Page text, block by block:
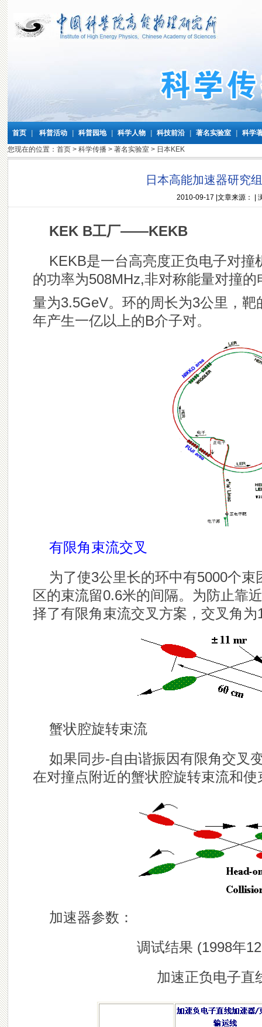
首页 科普活动 科普园地 科学人物 科技前沿 著名实验室
科学
您现在的位置： 首页> 科学传播> 著名实验室> 日本KEK
日本高能加速器研究
2010-09-17 |文章来源： |
KEK B工厂——KEKB
KEKB是一台高亮度正负电子对
的功率为508MHz,非对称能量对撞
量为3.5GeV。环的周长为3公里，靶
年产生一亿以上的B介子对。
有限角束流交叉
为了使3公里长的环中有5000个
区的束流留0.6米的间隔。为防止靠
择了有限角束流交叉方案，交叉角为
蟹状腔旋转束流
如果同步-自由谐振因有限角交叉
在对撞点附近的蟹状腔旋转束流和
加速器参数：
调试结果 (1998年
加速正负电子直线